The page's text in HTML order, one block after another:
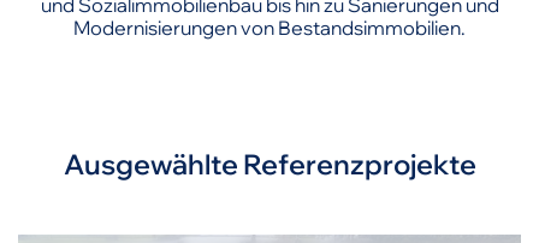
und Sozialimmobilienbau bis hin zu Sanierungen und
Modernisierungen von Bestandsimmobilien.
Ausgewählte Referenzprojekte